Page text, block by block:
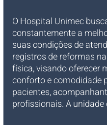
O Hospital Unimec
constantemente a
suas condições de
registros de reformas
física, visando oferecer
conforto e comodidade
pacientes,
profissionais. A